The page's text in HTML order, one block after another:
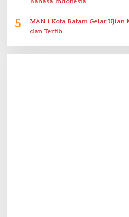
5
MAN 1 Kota Batam Gelar Ujian
dan Tertib